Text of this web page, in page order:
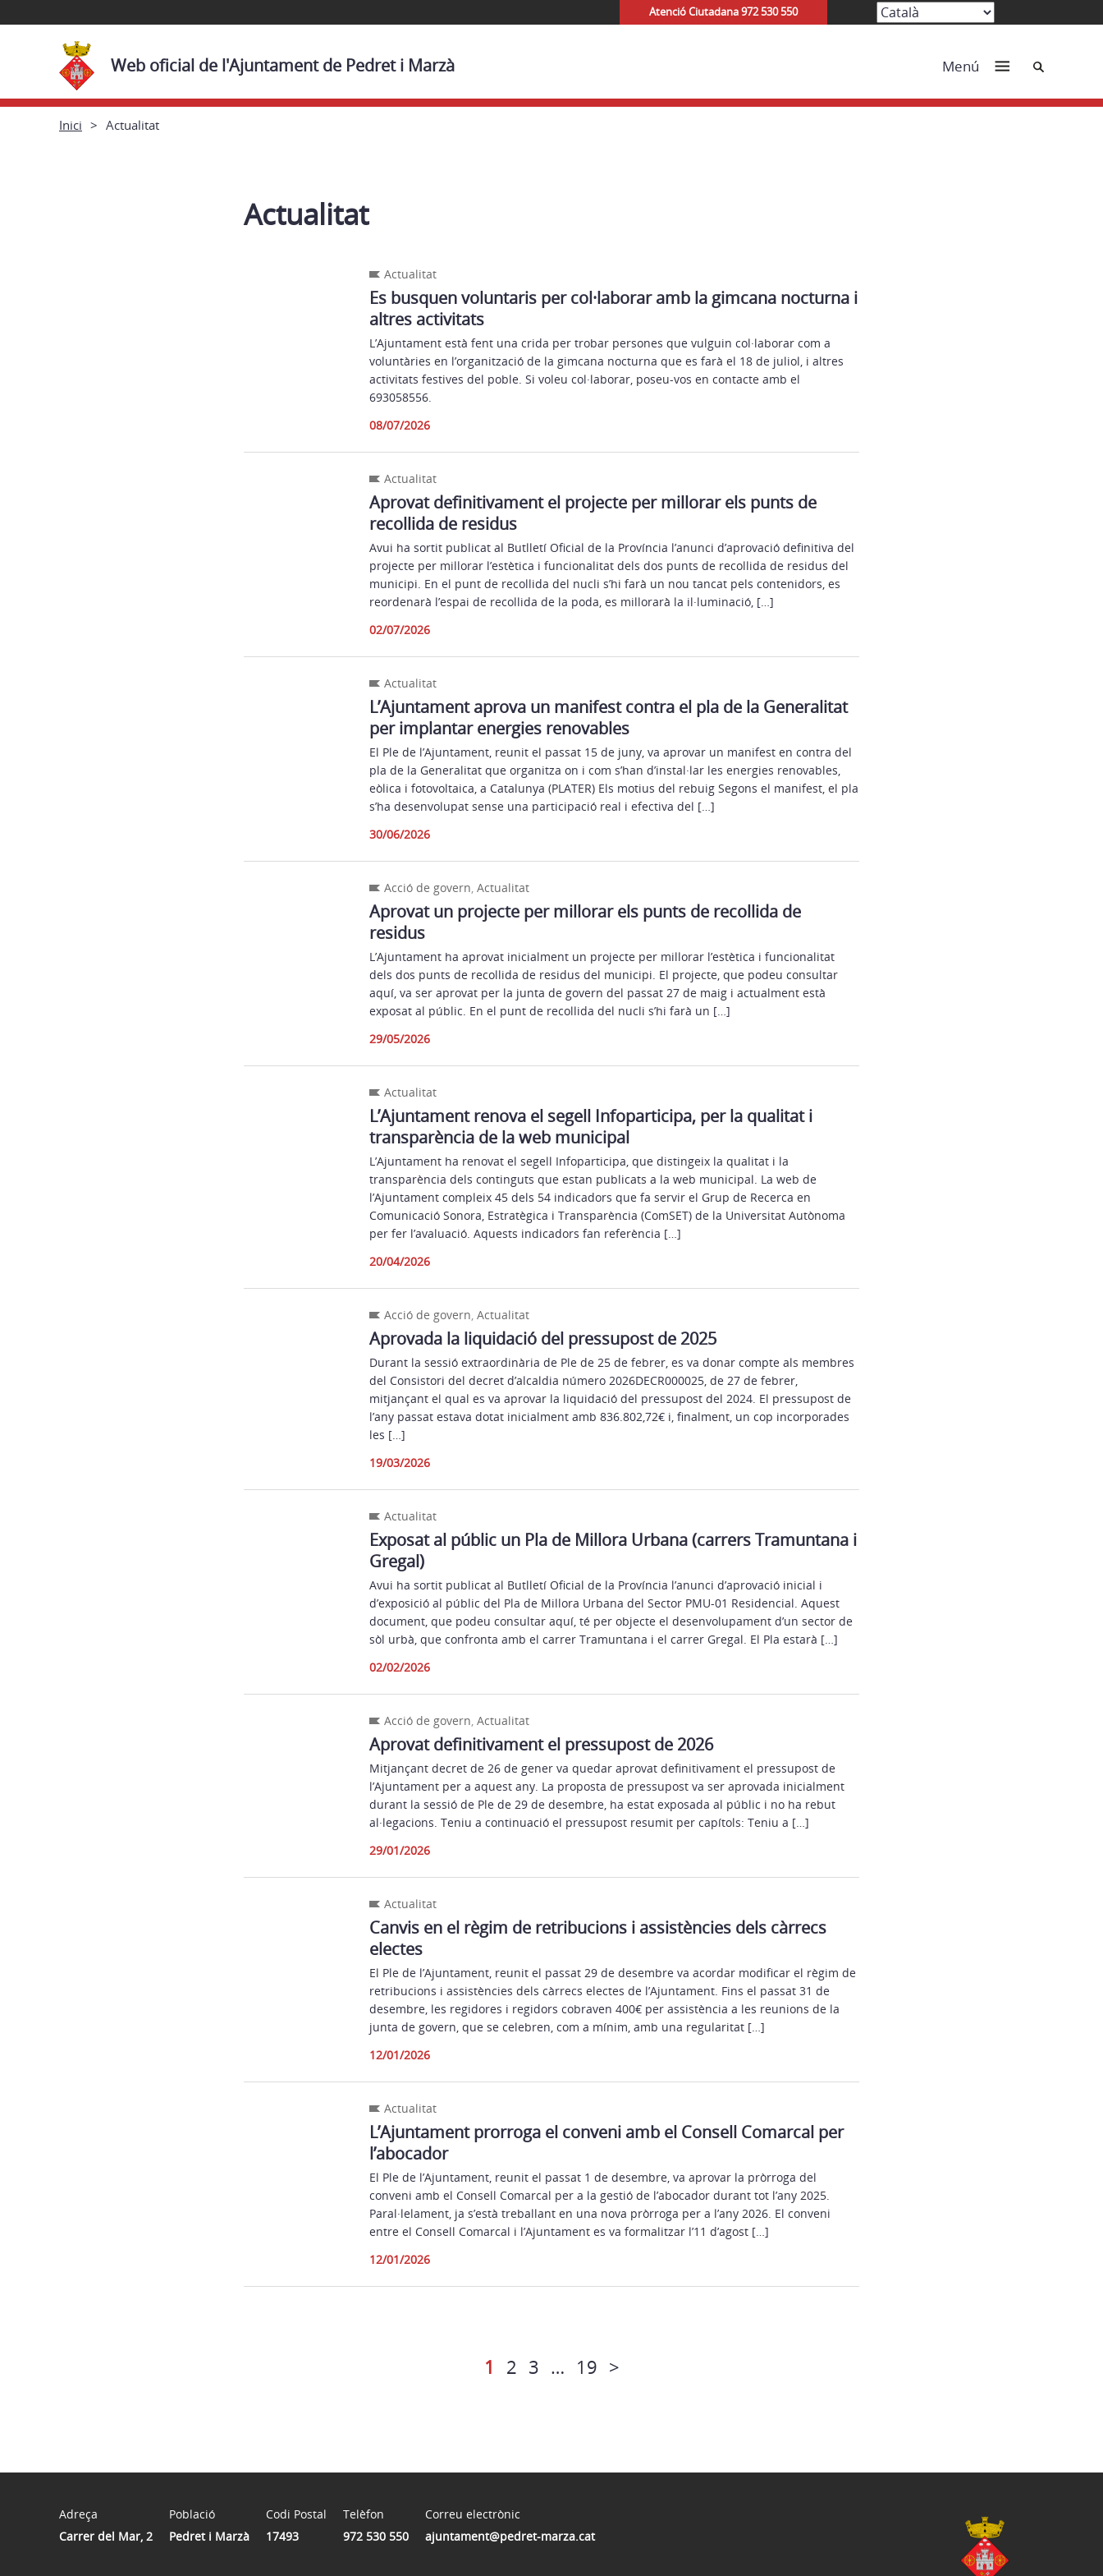
Atenció Ciutadana 972 530 550
Web oficial de l'Ajuntament de Pedret i Marzà Menú Cerca
Inici Actualitat
Actualitat
Actualitat
Es busquen voluntaris per col·laborar amb la gimcana nocturna i
altres activitats
L’Ajuntament està fent una crida per trobar persones que vulguin col·laborar com a
voluntàries en l’organització de la gimcana nocturna que es farà el 18 de juliol, i altres
activitats festives del poble. Si voleu col·laborar, poseu-vos en contacte amb el
693058556.
08/07/2026
Actualitat
Aprovat definitivament el projecte per millorar els punts de
recollida de residus
Avui ha sortit publicat al Butlletí Oficial de la Província l’anunci d’aprovació definitiva del
projecte per millorar l’estètica i funcionalitat dels dos punts de recollida de residus del
municipi. En el punt de recollida del nucli s’hi farà un nou tancat pels contenidors, es
reordenarà l’espai de recollida de la poda, es millorarà la il·luminació, […]
02/07/2026
Actualitat
L’Ajuntament aprova un manifest contra el pla de la Generalitat
per implantar energies renovables
El Ple de l’Ajuntament, reunit el passat 15 de juny, va aprovar un manifest en contra del
pla de la Generalitat que organitza on i com s’han d’instal·lar les energies renovables,
eòlica i fotovoltaica, a Catalunya (PLATER) Els motius del rebuig Segons el manifest, el pla
s’ha desenvolupat sense una participació real i efectiva del […]
30/06/2026
Acció de govern, Actualitat
Aprovat un projecte per millorar els punts de recollida de
residus
L’Ajuntament ha aprovat inicialment un projecte per millorar l’estètica i funcionalitat
dels dos punts de recollida de residus del municipi. El projecte, que podeu consultar
aquí, va ser aprovat per la junta de govern del passat 27 de maig i actualment està
exposat al públic. En el punt de recollida del nucli s’hi farà un […]
29/05/2026
Actualitat
L’Ajuntament renova el segell Infoparticipa, per la qualitat i
transparència de la web municipal
L’Ajuntament ha renovat el segell Infoparticipa, que distingeix la qualitat i la
transparència dels continguts que estan publicats a la web municipal. La web de
l’Ajuntament compleix 45 dels 54 indicadors que fa servir el Grup de Recerca en
Comunicació Sonora, Estratègica i Transparència (ComSET) de la Universitat Autònoma
per fer l’avaluació. Aquests indicadors fan referència […]
20/04/2026
Acció de govern, Actualitat
Aprovada la liquidació del pressupost de 2025
Durant la sessió extraordinària de Ple de 25 de febrer, es va donar compte als membres
del Consistori del decret d’alcaldia número 2026DECR000025, de 27 de febrer,
mitjançant el qual es va aprovar la liquidació del pressupost del 2024. El pressupost de
l’any passat estava dotat inicialment amb 836.802,72€ i, finalment, un cop incorporades
les […]
19/03/2026
Actualitat
Exposat al públic un Pla de Millora Urbana (carrers Tramuntana i
Gregal)
Avui ha sortit publicat al Butlletí Oficial de la Província l’anunci d’aprovació inicial i
d’exposició al públic del Pla de Millora Urbana del Sector PMU-01 Residencial. Aquest
document, que podeu consultar aquí, té per objecte el desenvolupament d’un sector de
sòl urbà, que confronta amb el carrer Tramuntana i el carrer Gregal. El Pla estarà […]
02/02/2026
Acció de govern, Actualitat
Aprovat definitivament el pressupost de 2026
Mitjançant decret de 26 de gener va quedar aprovat definitivament el pressupost de
l’Ajuntament per a aquest any. La proposta de pressupost va ser aprovada inicialment
durant la sessió de Ple de 29 de desembre, ha estat exposada al públic i no ha rebut
al·legacions. Teniu a continuació el pressupost resumit per capítols: Teniu a […]
29/01/2026
Actualitat
Canvis en el règim de retribucions i assistències dels càrrecs
electes
El Ple de l’Ajuntament, reunit el passat 29 de desembre va acordar modificar el règim de
retribucions i assistències dels càrrecs electes de l’Ajuntament. Fins el passat 31 de
desembre, les regidores i regidors cobraven 400€ per assistència a les reunions de la
junta de govern, que se celebren, com a mínim, amb una regularitat […]
12/01/2026
Actualitat
L’Ajuntament prorroga el conveni amb el Consell Comarcal per
l’abocador
El Ple de l’Ajuntament, reunit el passat 1 de desembre, va aprovar la pròrroga del
conveni amb el Consell Comarcal per a la gestió de l’abocador durant tot l’any 2025.
Paral·lelament, ja s’està treballant en una nova pròrroga per a l’any 2026. El conveni
entre el Consell Comarcal i l’Ajuntament es va formalitzar l’11 d’agost […]
12/01/2026
1 2 3 … 19 >
Adreça
Carrer del Mar, 2
Població
Pedret i Marzà
Codi Postal
17493
Telèfon
972 530 550
Correu electrònic
ajuntament@pedret-marza.cat